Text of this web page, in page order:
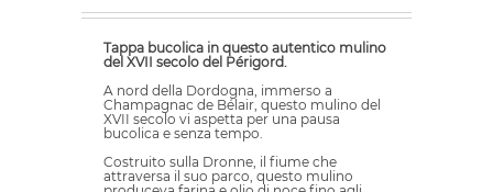
Tappa bucolica in questo autentico mulino
del XVII secolo del Périgord.
A nord della Dordogna, immerso a
Champagnac de Bélair, questo mulino del
XVII secolo vi aspetta per una pausa
bucolica e senza tempo.
Costruito sulla Dronne, il fiume che
attraversa il suo parco, questo mulino